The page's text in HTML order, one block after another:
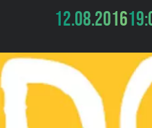
12.08.2016